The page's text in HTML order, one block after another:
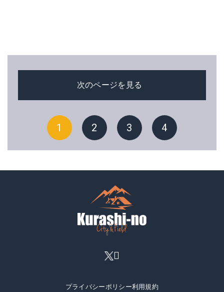
次のページを見る
1 2 3 4
プライバシーポリシー利用規約